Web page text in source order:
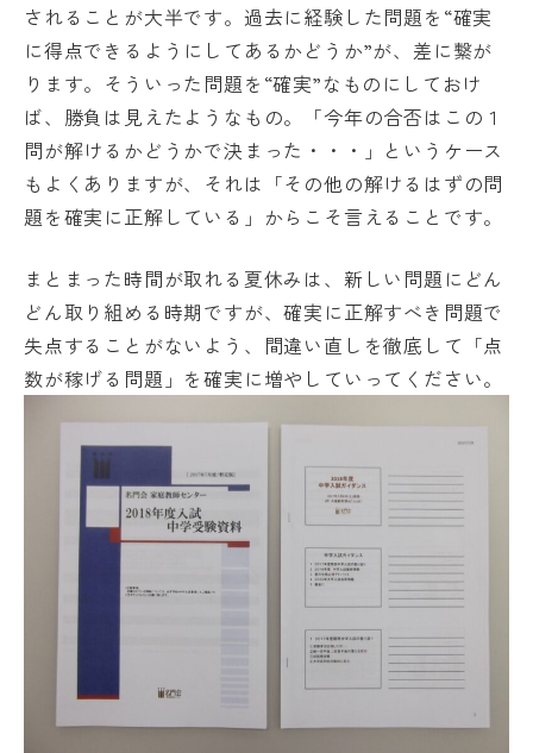
されることが大半です。過去に経験した問題を“確実
に得点できるようにしてあるかどうか”が、差に繋が
ります。そういった問題を“確実”なものにしておけ
ば、勝負は見えたようなもの。「今年の合否はこの１
問が解けるかどうかで決まった・・・」というケース
もよくありますが、それは「その他の解けるはずの問
題を確実に正解している」からこそ言えることです。
まとまった時間が取れる夏休みは、新しい問題にどん
どん取り組める時期ですが、確実に正解すべき問題で
失点することがないよう、間違い直しを徹底して「点
数が稼げる問題」を確実に増やしていってください。